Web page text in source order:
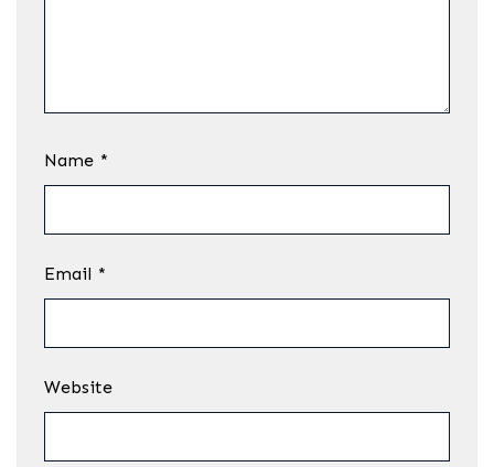
Name *
Email *
Website